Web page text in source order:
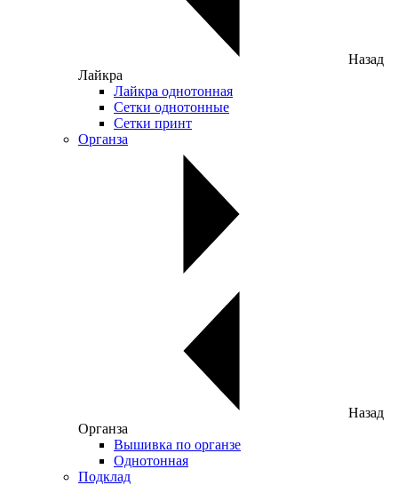
Назад
Лайкра
Лайкра однотонная
Сетки однотонные
Сетки принт
Органза
Назад
Органза
Вышивка по органзе
Однотонная
Подклад